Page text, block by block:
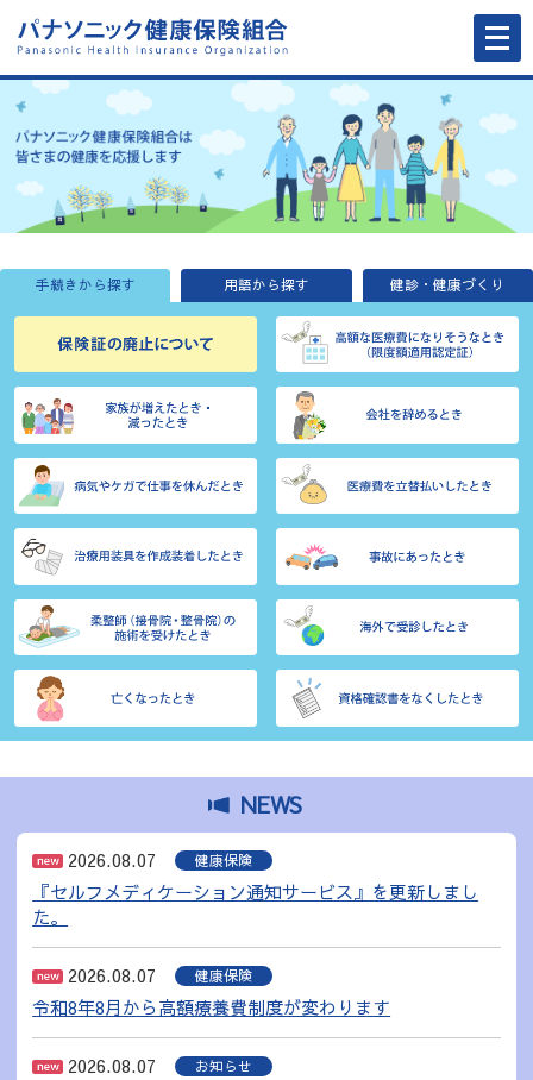
メ
ニ
ュ
ー
開
く
手続きから探す 用語から探す 健診・健康づくり
NEWS
2026.08.07 健康保険
『セルフメディケーション通知サービス』を更新しまし
た。
2026.08.07 健康保険
令和8年8月から高額療養費制度が変わります
2026.08.07 お知らせ